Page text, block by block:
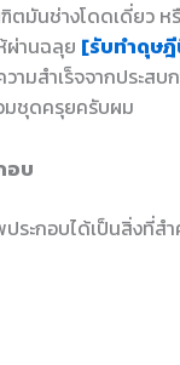
ตมันช่างโดดเดี่ยว
ผ่านฉลุย [รับทำดุษ
ามสำเร็จจากประส
มชุดครุยครับผม
อบ
ระกอบได้เป็นสิ่งที่ส